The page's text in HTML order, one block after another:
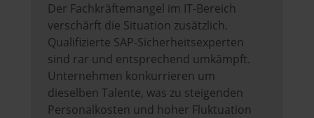
Der Fachkräftemangel im IT-Bereich
verschärft die Situation zusätzlich.
Qualifizierte SAP-Sicherheitsexperten
sind rar und entsprechend umkämpft.
Unternehmen konkurrieren um
dieselben Talente, was zu steigenden
Personalkosten und hoher Fluktuation